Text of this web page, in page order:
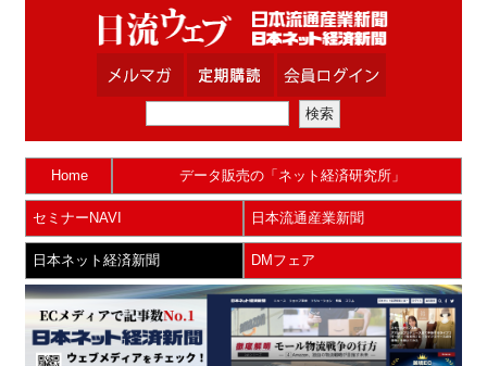
Home データ販売の「ネット経済研究所」
セミナーNAVI 日本流通産業新聞
日本ネット経済新聞 DMフェア